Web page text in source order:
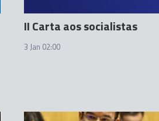
II Carta aos socialistas
3 Jan 02:00